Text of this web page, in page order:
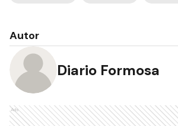
Autor
Diario Formosa
Ads